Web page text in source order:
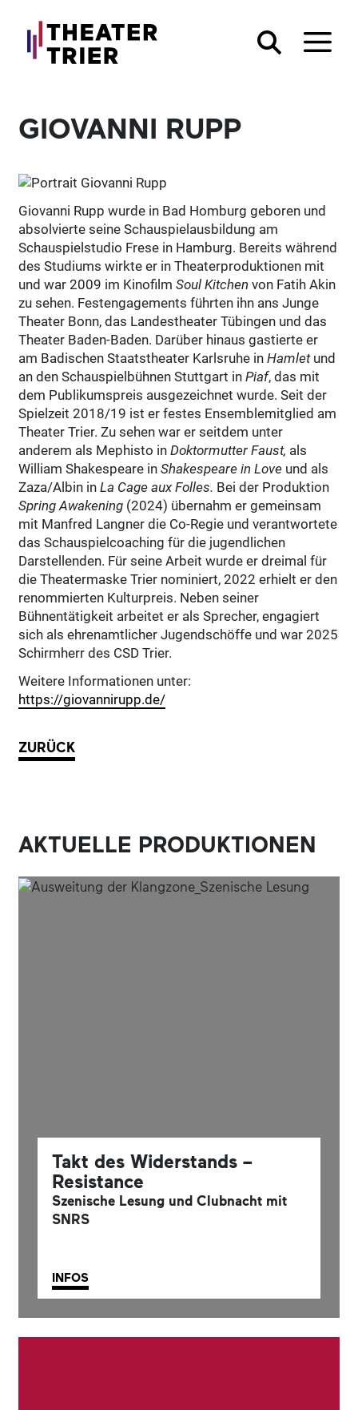
GIOVANNI RUPP
Giovanni Rupp wurde in Bad Homburg geboren und
absolvierte seine Schauspielausbildung am
Schauspielstudio Frese in Hamburg. Bereits während
des Studiums wirkte er in Theaterproduktionen mit
und war 2009 im KinofilmSoul Kitchenvon Fatih Akin
zu sehen. Festengagements führten ihn ans Junge
Theater Bonn, das Landestheater Tübingen und das
Theater Baden-Baden. Darüber hinaus gastierte er
am Badischen Staatstheater Karlsruhe inHamletund
an den Schauspielbühnen Stuttgart inPiaf, das mit
dem Publikumspreis ausgezeichnet wurde. Seit der
Spielzeit 2018/19 ist er festes Ensemblemitglied am
Theater Trier. Zu sehen war er seitdem unter
anderem als Mephisto inDoktormutter Faust, als
William Shakespeare inShakespeare in Love und als
Zaza/Albin inLa Cage aux Folles. Bei der Produktion
Spring Awakening (2024) übernahm er gemeinsam
mit Manfred Langner die Co-Regie und verantwortete
das Schauspielcoaching für die jugendlichen
Darstellenden. Für seine Arbeit wurde er dreimal für
die Theatermaske Trier nominiert, 2022 erhielt er den
renommierten Kulturpreis. Neben seiner
Bühnentätigkeit arbeitet er als Sprecher, engagiert
sich als ehrenamtlicher Jugendschöffe und war 2025
Schirmherr des CSD Trier.
Weitere Informationen unter:
https://giovannirupp.de/
ZURÜCK
AKTUELLE PRODUKTIONEN
Takt des Widerstands –
Resistance
Szenische Lesung und Clubnacht mit
SNRS
INFOS